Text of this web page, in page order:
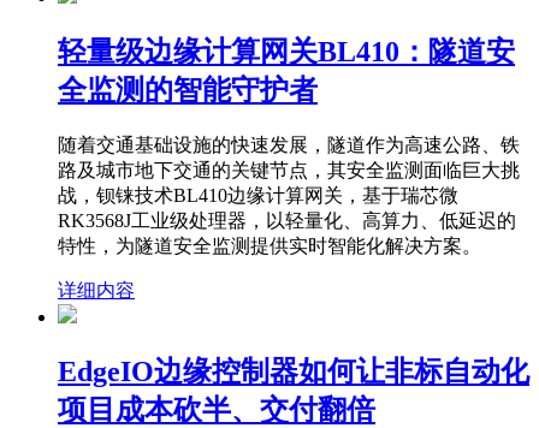
轻量级边缘计算网关BL410：隧道安
全监测的智能守护者
随着交通基础设施的快速发展，隧道作为高速公路、铁
路及城市地下交通的关键节点，其安全监测面临巨大挑
战，钡铼技术BL410边缘计算网关，基于瑞芯微
RK3568J工业级处理器，以轻量化、高算力、低延迟的
特性，为隧道安全监测提供实时智能化解决方案。
详细内容
EdgeIO边缘控制器如何让非标自动化
项目成本砍半、交付翻倍